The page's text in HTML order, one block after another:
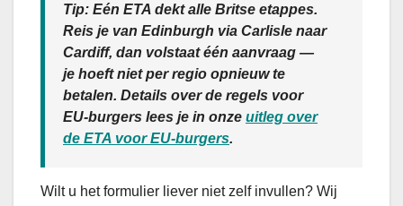
Tip: Eén ETA dekt alle Britse etappes.
Reis je van Edinburgh via Carlisle naar
Cardiff, dan volstaat één aanvraag —
je hoeft niet per regio opnieuw te
betalen. Details over de regels voor
EU-burgers lees je in onze uitleg over
de ETA voor EU-burgers.
Wilt u het formulier liever niet zelf invullen? Wij